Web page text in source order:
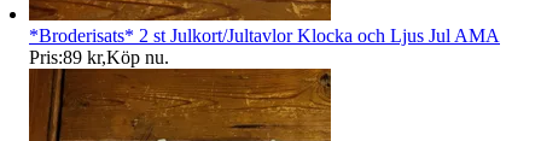
*Broderisats* 2 st Julkort/Jultavlor Klocka och Ljus Jul AMA
Pris:89 kr,Köp nu.